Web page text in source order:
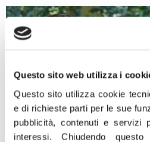
Questo sito web utilizza i
Questo sito utilizza cookie
e di richieste parti per le sue
pubblicità, contenuti e
interessi.Chiudendo